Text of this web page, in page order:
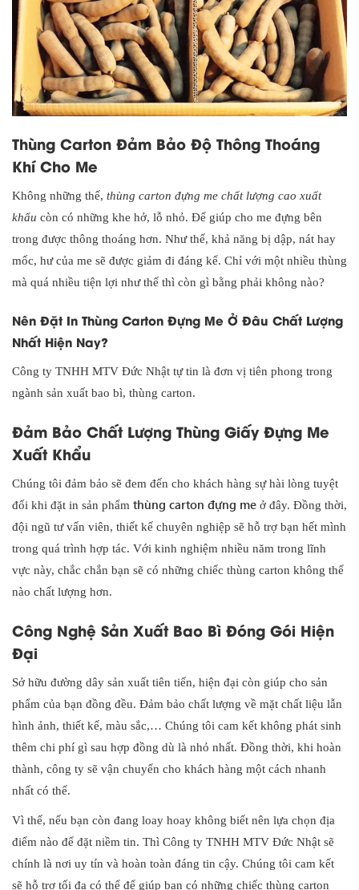
Thùng Carton Đảm Bảo Độ Thông Thoáng
Khí Cho Me
Không những thế, thùng carton đựng me chất lượng cao xuất
khẩu còn có những khe hở, lỗ nhỏ. Để giúp cho me đựng bên
trong được thông thoáng hơn. Như thế, khả năng bị dập, nát hay
mốc, hư của me sẽ được giảm đi đáng kể. Chỉ với một nhiều thùng
mà quá nhiều tiện lợi như thế thì còn gì bằng phải không nào?
Nên Đặt In Thùng Carton Đựng Me Ở Đâu Chất Lượng
Nhất Hiện Nay?
Công ty TNHH MTV Đức Nhật tự tin là đơn vị tiên phong trong
ngành sản xuất bao bì, thùng carton.
Đảm Bảo Chất Lượng Thùng Giấy Đựng Me
Xuất Khẩu
Chúng tôi đảm bảo sẽ đem đến cho khách hàng sự hài lòng tuyệt
đối khi đặt in sản phẩm thùng carton đựng me ở đây. Đồng thời,
đội ngũ tư vấn viên, thiết kế chuyên nghiệp sẽ hỗ trợ bạn hết mình
trong quá trình hợp tác. Với kinh nghiệm nhiều năm trong lĩnh
vực này, chắc chắn bạn sẽ có những chiếc thùng carton không thể
nào chất lượng hơn.
Công Nghệ Sản Xuất Bao Bì Đóng Gói Hiện
Đại
Sở hữu đường dây sản xuất tiên tiến, hiện đại còn giúp cho sản
phẩm của bạn đồng đều. Đảm bảo chất lượng về mặt chất liệu lẫn
hình ảnh, thiết kế, màu sắc,… Chúng tôi cam kết không phát sinh
thêm chi phí gì sau hợp đồng dù là nhỏ nhất. Đồng thời, khi hoàn
thành, công ty sẽ vận chuyển cho khách hàng một cách nhanh
nhất có thể.
Vì thế, nếu bạn còn đang loay hoay không biết nên lựa chọn địa
điểm nào để đặt niềm tin. Thì Công ty TNHH MTV Đức Nhật sẽ
chính là nơi uy tín và hoàn toàn đáng tin cậy. Chúng tôi cam kết
sẽ hỗ trợ tối đa có thể để giúp bạn có những chiếc thùng carton